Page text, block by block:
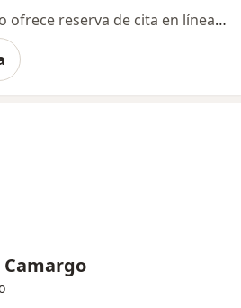
Este especialista no ofrece reserva de cita en línea en esta dirección.